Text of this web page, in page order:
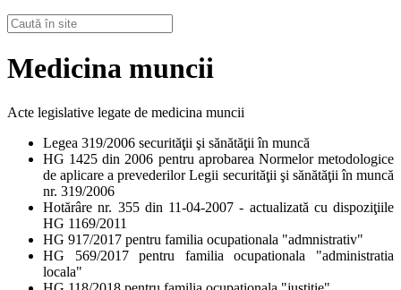
Medicina muncii
Acte legislative legate de medicina muncii
Legea 319/2006 securităţii şi sănătăţii în muncă
HG 1425 din 2006 pentru aprobarea Normelor metodologice
de aplicare a prevederilor Legii securităţii şi sănătăţii în muncă
nr. 319/2006
Hotărâre nr. 355 din 11-04-2007 - actualizată cu dispoziţiile
HG 1169/2011
HG 917/2017 pentru familia ocupationala "admnistrativ"
HG 569/2017 pentru familia ocupationala "administratia
locala"